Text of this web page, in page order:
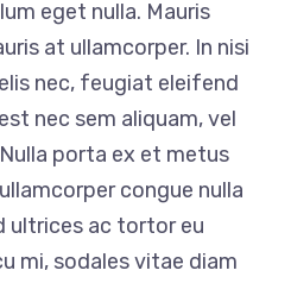
eget nulla. Mauris
at ullamcorper. In nisi
nec, feugiat eleifend
nec sem aliquam, vel
porta ex et metus
congue nulla
ultrices ac tortor eu
mi, sodales vitae diam